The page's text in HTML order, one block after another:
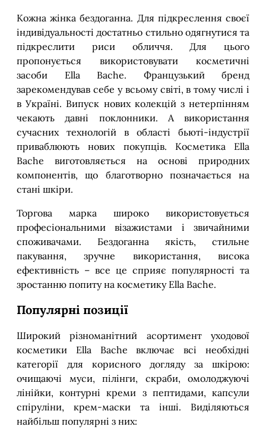
Кожна жінка бездоганна. Для підкреслення своєї
індивідуальності достатньо стильно одягнутися та
підкреслити риси обличчя. Для цього
пропонується використовувати косметичні
засоби Ella Bache. Французький бренд
зарекомендував себе у всьому світі, в тому числі і
в Україні. Випуск нових колекцій з нетерпінням
чекають давні поклонники. А використання
сучасних технологій в області бьюті-індустрії
приваблюють нових покупців. Косметика Ella
Bache виготовляється на основі природних
компонентів, що благотворно позначається на
стані шкіри.
Торгова марка широко використовується
професіональними візажистами і звичайними
споживачами. Бездоганна якість, стильне
пакування, зручне використання, висока
ефективність – все це сприяє популярності та
зростанню попиту на косметику Ella Bache.
Популярні позиції
Широкий різноманітний асортимент уходової
косметики Ella Bache включає всі необхідні
категорії для корисного догляду за шкірою:
очищаючі муси, пілінги, скраби, омолоджуючі
лінійки, контурні креми з пептидами, капсули
спіруліни, крем-маски та інші. Виділяються
найбільш популярні з них: